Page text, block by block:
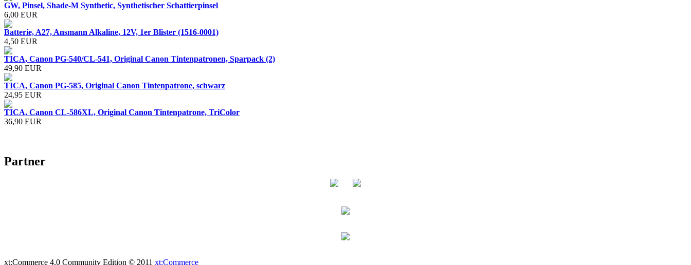
GW, Pinsel, Shade-M Synthetic, Synthetischer Schattierpinsel
6,00 EUR
Batterie, A27, Ansmann Alkaline, 12V, 1er Blister (1516-0001)
4,50 EUR
TICA, Canon PG-540/CL-541, Original Canon Tintenpatronen, Sparpack (2)
49,90 EUR
TICA, Canon PG-585, Original Canon Tintenpatrone, schwarz
24,95 EUR
TICA, Canon CL-586XL, Original Canon Tintenpatrone, TriColor
36,90 EUR
Partner
xt:Commerce 4.0 Community Edition © 2011 xt:Commerce